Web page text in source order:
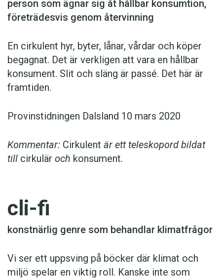
person som ägnar sig åt hållbar konsumtion,
företrädesvis genom återvinning
En cirkulent hyr, byter, lånar, vårdar och köper
begagnat. Det är verkligen att vara en hållbar
konsument. Slit och släng är passé. Det här är
framtiden.
Provinstidningen Dalsland 10 mars 2020
Kommentar: Cirkulent är ett teleskopord bildat
till cirkulär och konsument.
cli-fi
konstnärlig genre som behandlar klimatfrågor
Vi ser ett uppsving på böcker där klimat och
miljö spelar en viktig roll. Kanske inte som